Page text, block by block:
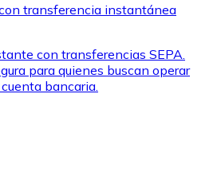
transferencia instantánea
con transferencias SEPA.
para quienes buscan operar
bancaria.